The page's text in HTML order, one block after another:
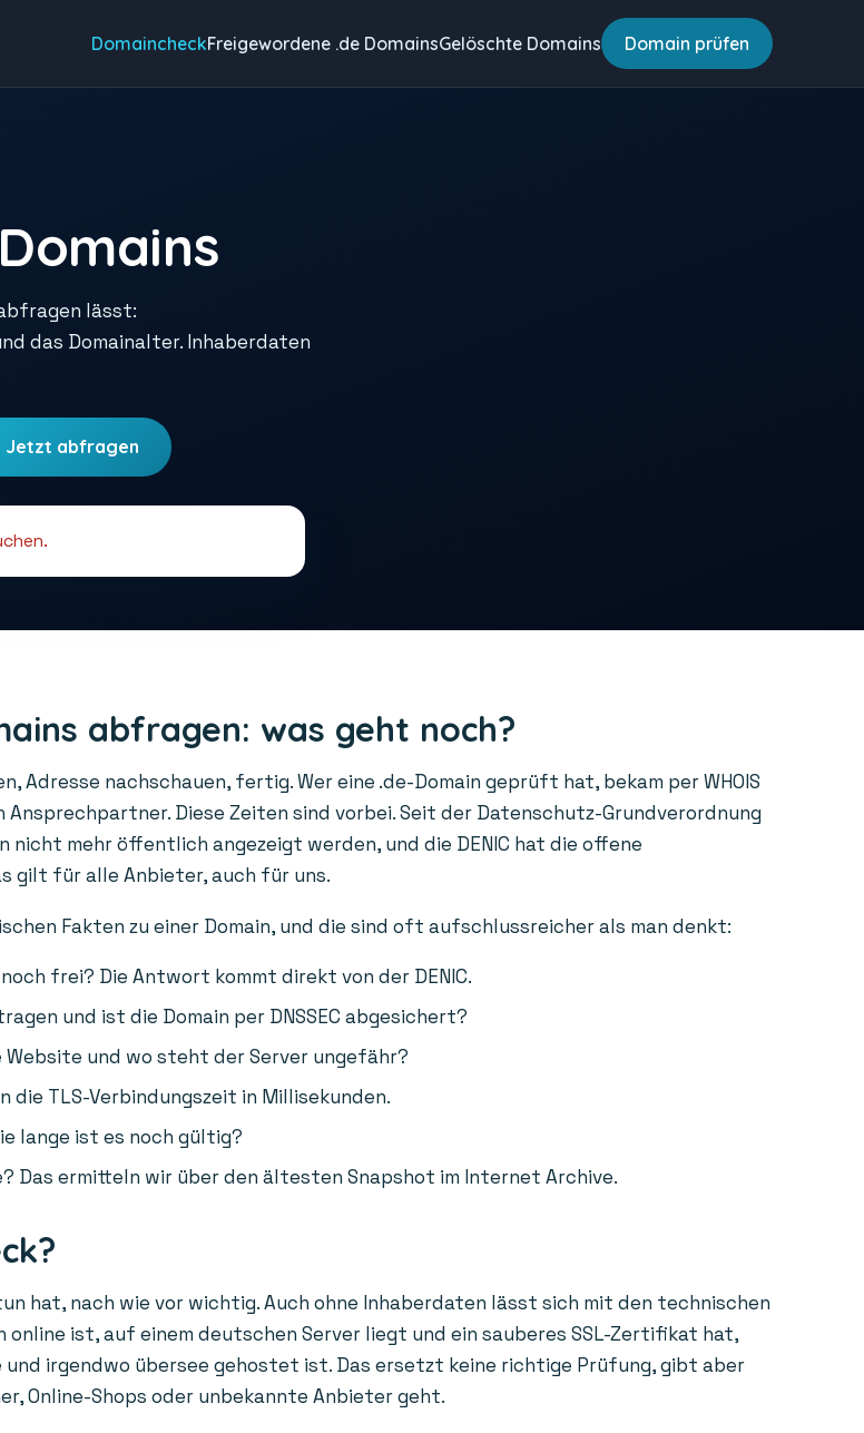
DomaincheckFreigewordene .de DomainsGelöschte Domains Domain prüfen
lässt:
das Domainalter. Inhaberdaten
Jetzt abfragen
abfragen: was geht noch?
Adresse nachschauen, fertig. Wer eine .de-Domain geprüft hat, bekam per WHOIS
Diese Zeiten sind vorbei. Seit der Datenschutz-Grundverordnung
mehr öffentlich angezeigt werden, und die DENIC hat die offene
gilt für alle Anbieter, auch für uns.
Fakten zu einer Domain, und die sind oft aufschlussreicher als man denkt:
frei? Die Antwort kommt direkt von der DENIC.
und ist die Domain per DNSSEC abgesichert?
und wo steht der Server ungefähr?
die TLS-Verbindungszeit in Millisekunden.
lange ist es noch gültig?
Das ermitteln wir über den ältesten Snapshot im Internet Archive.
hat, nach wie vor wichtig. Auch ohne Inhaberdaten lässt sich mit den technischen
online ist, auf einem deutschen Server liegt und ein sauberes SSL-Zertifikat hat,
irgendwo übersee gehostet ist. Das ersetzt keine richtige Prüfung, gibt aber
Online-Shops oder unbekannte Anbieter geht.